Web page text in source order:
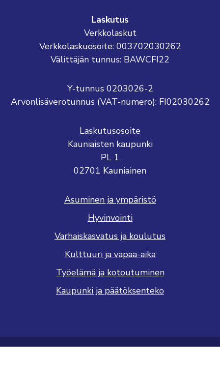
Laskutus
Verkkolaskut
Verkkolaskuosoite: 003702030262
Välittäjän tunnus: BAWCFI22
Y-tunnus 0203026-2
Arvonlisäverotunnus (VAT-numero): FI02030262
Laskutusosoite
Kauniaisten kaupunki
PL 1
02701 Kauniainen
Asuminen ja ympäristö
Hyvinvointi
Varhaiskasvatus ja koulutus
Kulttuuri ja vapaa-aika
Työelämä ja kotoutuminen
Kaupunki ja päätöksenteko